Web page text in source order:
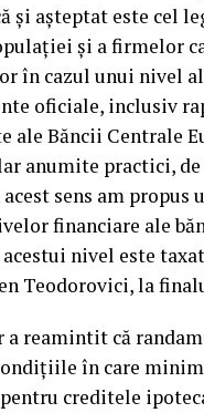
şi aşteptat este cel
şi a firmelor
în cazul unui nivel
oficiale, inclusiv
ale Băncii Centrale
anumite practici,
sens am propus
financiare ale
acestui nivel este
Teodorovici, la
reamintit că
în care
creditele